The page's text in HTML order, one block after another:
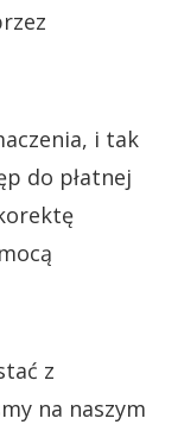
i tak
do płatnej
z
na naszym